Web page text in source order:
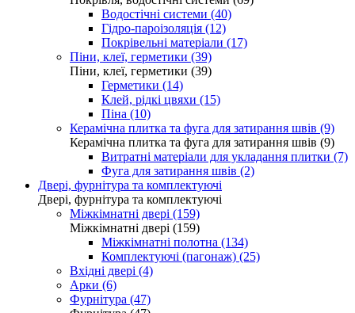
Водостічні системи (40)
Гідро-пароізоляція (12)
Покрівельні матеріали (17)
Піни, клеї, герметики (39)
Піни, клеї, герметики (39)
Герметики (14)
Клей, рідкі цвяхи (15)
Піна (10)
Керамічна плитка та фуга для затирання швів (9)
Керамічна плитка та фуга для затирання швів (9)
Витратні матеріали для укладання плитки (7)
Фуга для затирання швів (2)
Двері, фурнітура та комплектуючі
Двері, фурнітура та комплектуючі
Міжкімнатні двері (159)
Міжкімнатні двері (159)
Міжкімнатні полотна (134)
Комплектуючі (пагонаж) (25)
Вхідні двері (4)
Арки (6)
Фурнітура (47)